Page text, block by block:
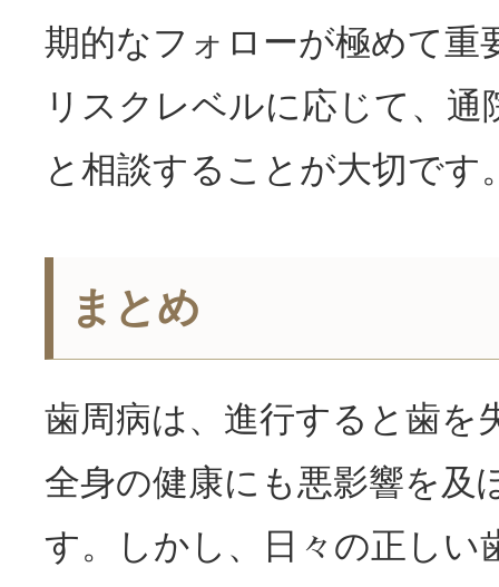
期的なフォローが極めて重
リスクレベルに応じて、通
と相談することが大切です
まとめ
歯周病は、進行すると歯を
全身の健康にも悪影響を及
す。しかし、日々の正しい